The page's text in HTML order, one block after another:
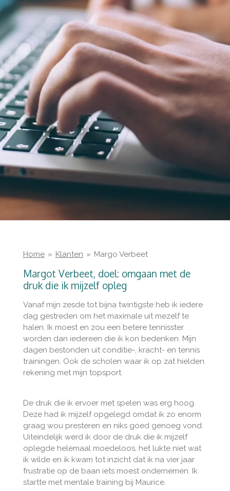
Home » Klanten » Margo Verbeet
Margot Verbeet, doel: omgaan met de
druk die ik mijzelf opleg
Vanaf mijn zesde tot bijna twintigste heb ik iedere
dag gestreden om het maximale uit mezelf te
halen. Ik moest en zou een betere tennisster
worden dan iedereen die ik kon bedenken. Mijn
dagen bestonden uit conditie-, kracht- en tennis
trainingen. Ook de scholen waar ik op zat hielden
rekening met mijn topsport.
De druk die ik ervoer met spelen was erg hoog.
Deze had ik mijzelf opgelegd omdat ik zo enorm
graag wou presteren en niks goed genoeg vond.
Uiteindelijk werd ik door de druk die ik mijzelf
oplegde helemaal moedeloos, het lukte niet wat
ik wilde en ik kwam tot inzicht dat ik na vier jaar
frustratie op de baan iets moest ondernemen. Ik
startte met mentale training bij Maurice.